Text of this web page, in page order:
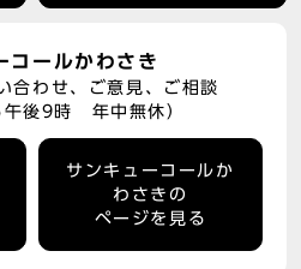
コールかわさき
合わせ、ご意見、ご相談
午後9時 年中無休）
サンキューコールか
わさきの
ページを見る